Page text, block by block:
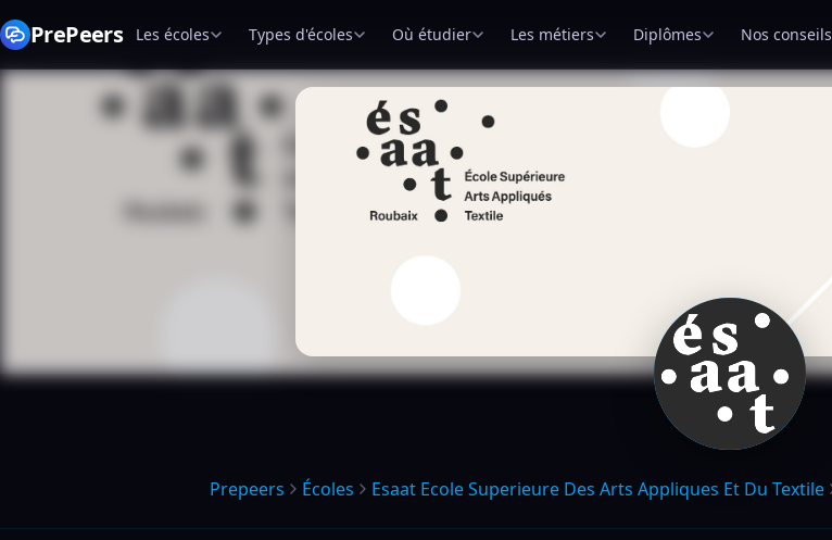
PrePeers Les écoles Types d'écoles Où étudier Les métiers Diplômes Nos conseils
Prepeers Écoles Esaat Ecole Superieure Des Arts Appliques Et Du Textile